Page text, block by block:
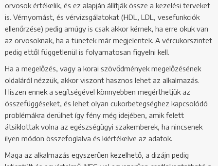
orvosok értékelik, és ez alapján állítják össze a kezelési terveket
is. Vérnyomást, és vérvizsgálatokat (HDL, LDL, vesefunkciók
ellenőrzése) pedig amúgy is csak akkor kérnek, ha erre okuk van
az orvosoknak, ha a tünetek már megjelentek. A vércukorszintet
pedig ettől függetlenül is folyamatosan figyelni kell.
Ha a megelőzés, vagy a korai szövődmények megelőzésének
oldaláról nézzük, akkor viszont hasznos lehet az alkalmazás.
Hiszen ennek a segítségével könnyebben megérthetjük az
összefüggéseket, és lehet olyan cukorbetegséghez kapcsolódó
problémákra derülhet így fény még idejében, amik felett
átsiklottak volna az egészségügyi szakemberek, ha nincsenek
ilyen módon összefoglalva és kiértékelve az adatok.
Maga az alkalmazás egyszerűen kezelhető, a dizájn pedig